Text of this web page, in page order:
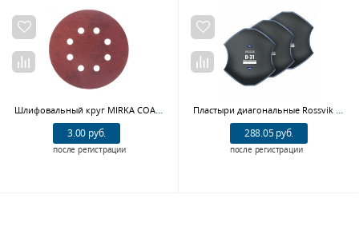
3.00 руб.
после регистрации
288.05 руб.
после регистрации